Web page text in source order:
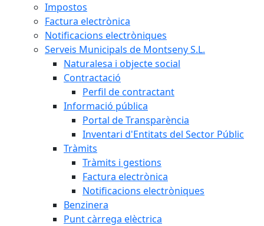
Impostos
Factura electrònica
Notificacions electròniques
Serveis Municipals de Montseny S.L.
Naturalesa i objecte social
Contractació
Perfil de contractant
Informació pública
Portal de Transparència
Inventari d'Entitats del Sector Públic
Tràmits
Tràmits i gestions
Factura electrònica
Notificacions electròniques
Benzinera
Punt càrrega elèctrica